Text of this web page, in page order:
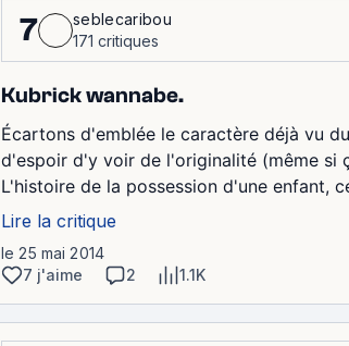
7
seblecaribou
171 critiques
Kubrick wannabe.
Écartons d'emblée le caractère déjà vu
d'espoir d'y voir de l'originalité (même si
L'histoire de la possession d'une enfant,
Lire la critique
le 25 mai 2014
7 j'aime
2 1.1K